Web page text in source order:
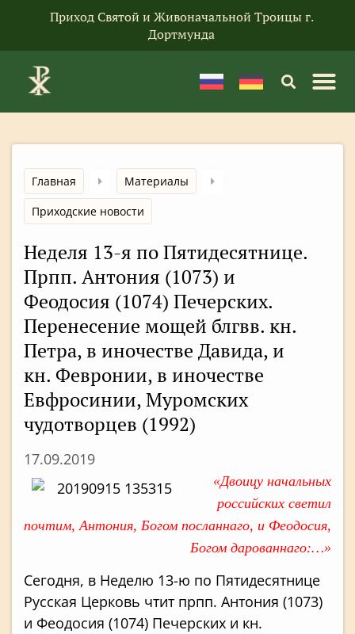
Приход Святой и Живоначальной Троицы г.
Дортмунда
Главная
Материалы
Приходские новости
Неделя 13-я по Пятидесятнице.
Прпп. Антония (1073) и
Феодосия (1074) Печерских.
Перенесение мощей блгвв. кн.
Петра, в иночестве Давида, и
кн. Февронии, в иночестве
Евфросинии, Муромских
чудотворцев (1992)
17.09.2019
«Двоицу начальных
российских светил
почтим, Антония, Богом посланнаго, и Феодосия,
Богом дарованнаго:…»
Сегодня, в Неделю 13-ю по Пятидесятнице
Русская Церковь чтит прпп. Антония (1073)
и Феодосия (1074) Печерских и кн.